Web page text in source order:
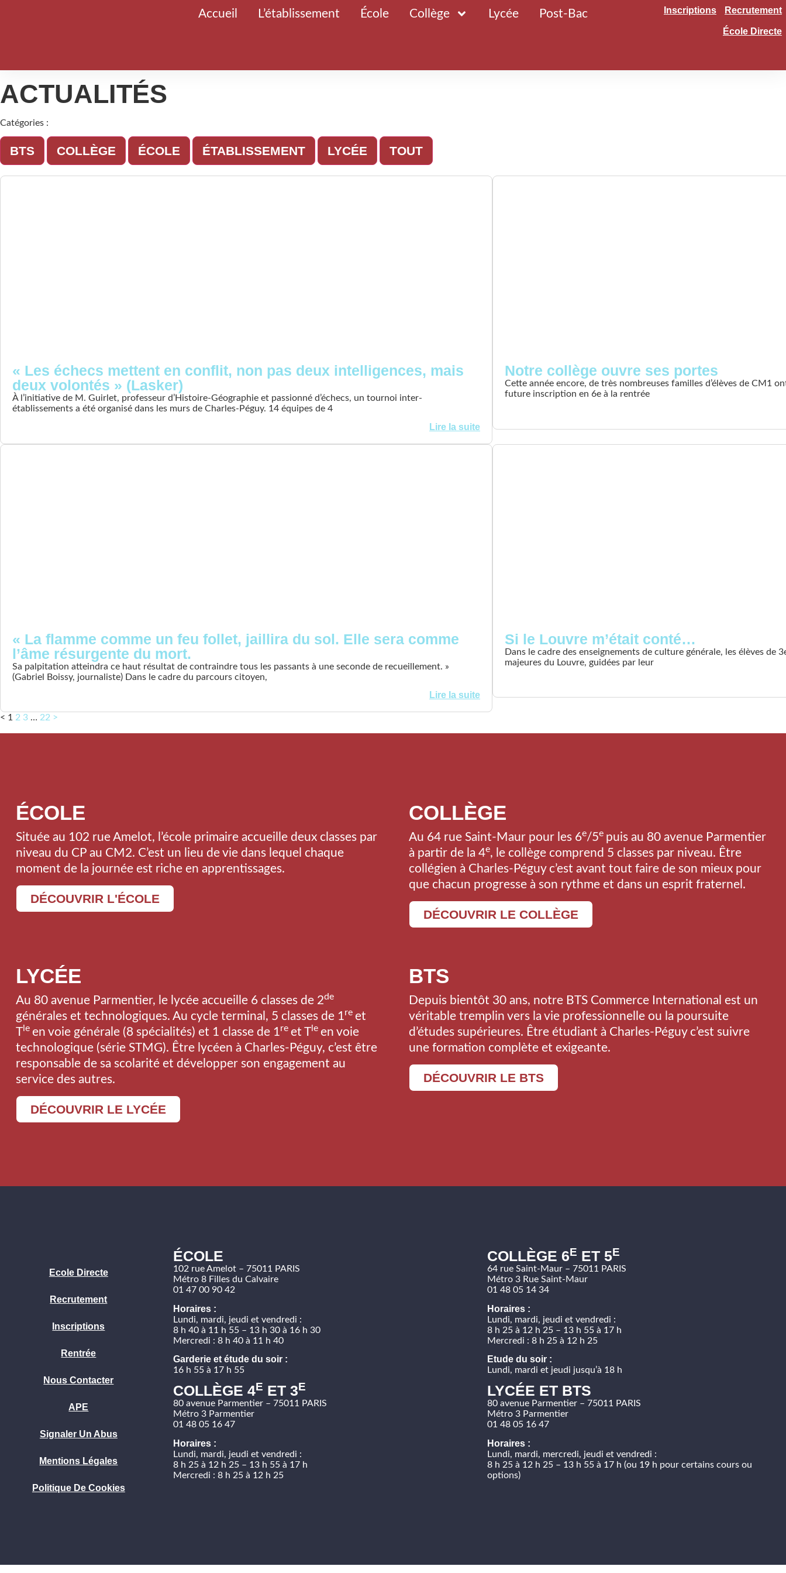
Accueil L’établissement École Collège Lycée Post-Bac Inscriptions Recrutement
École Directe
ACTUALITÉS
Catégories :
BTS COLLÈGE ÉCOLE ÉTABLISSEMENT LYCÉE TOUT
« Les échecs mettent en conflit, non pas deux intelligences, mais
deux volontés » (Lasker)
À l’initiative de M. Guirlet, professeur d’Histoire-Géographie et passionné d’échecs, un tournoi inter-
établissements a été organisé dans les murs de Charles-Péguy. 14 équipes de 4
Lire la suite
Notre collège ouvre ses portes
Cette année encore, de très nombreuses familles d’élèves de CM1
future inscription en 6e à la rentrée
« La flamme comme un feu follet, jaillira du sol. Elle sera comme
l’âme résurgente du mort.
Sa palpitation atteindra ce haut résultat de contraindre tous les passants à une seconde de recueillement. »
(Gabriel Boissy, journaliste) Dans le cadre du parcours citoyen,
Lire la suite
Si le Louvre m’était conté…
Dans le cadre des enseignements de culture générale, les élèves
majeures du Louvre, guidées par leur
< 1 2 3 … 22 >
ÉCOLE
Située au 102 rue Amelot, l’école primaire accueille deux classes par
niveau du CP au CM2. C’est un lieu de vie dans lequel chaque
moment de la journée est riche en apprentissages.
DÉCOUVRIR L'ÉCOLE
COLLÈGE
Au 64 rue Saint-Maur pour les 6e/5e puis au 80 avenue Parmentier
à partir de la 4e, le collège comprend 5 classes par niveau. Être
collégien à Charles-Péguy c’est avant tout faire de son mieux pour
que chacun progresse à son rythme et dans un esprit fraternel.
DÉCOUVRIR LE COLLÈGE
LYCÉE
Au 80 avenue Parmentier, le lycée accueille 6 classes de 2de
générales et technologiques. Au cycle terminal, 5 classes de 1re et
Tle en voie générale (8 spécialités) et 1 classe de 1re et Tle en voie
technologique (série STMG). Être lycéen à Charles-Péguy, c’est être
responsable de sa scolarité et développer son engagement au
service des autres.
DÉCOUVRIR LE LYCÉE
BTS
Depuis bientôt 30 ans, notre BTS Commerce International est un
véritable tremplin vers la vie professionnelle ou la poursuite
d’études supérieures. Être étudiant à Charles-Péguy c’est suivre
une formation complète et exigeante.
DÉCOUVRIR LE BTS
Ecole Directe
Recrutement
Inscriptions
Rentrée
Nous Contacter
APE
Signaler Un Abus
Mentions Légales
Politique De Cookies
ÉCOLE
102 rue Amelot – 75011 PARIS
Métro 8 Filles du Calvaire
01 47 00 90 42
Horaires :
Lundi, mardi, jeudi et vendredi :
8 h 40 à 11 h 55 – 13 h 30 à 16 h 30
Mercredi : 8 h 40 à 11 h 40
Garderie et étude du soir :
16 h 55 à 17 h 55
COLLÈGE 4E ET 3E
80 avenue Parmentier – 75011 PARIS
Métro 3 Parmentier
01 48 05 16 47
Horaires :
Lundi, mardi, jeudi et vendredi :
8 h 25 à 12 h 25 – 13 h 55 à 17 h
Mercredi : 8 h 25 à 12 h 25
COLLÈGE 6E ET 5E
64 rue Saint-Maur – 75011 PARIS
Métro 3 Rue Saint-Maur
01 48 05 14 34
Horaires :
Lundi, mardi, jeudi et vendredi :
8 h 25 à 12 h 25 – 13 h 55 à 17 h
Mercredi : 8 h 25 à 12 h 25
Etude du soir :
Lundi, mardi et jeudi jusqu’à 18 h
LYCÉE ET BTS
80 avenue Parmentier – 75011 PARIS
Métro 3 Parmentier
01 48 05 16 47
Horaires :
Lundi, mardi, mercredi, jeudi et vendredi :
8 h 25 à 12 h 25 – 13 h 55 à 17 h (ou 19 h pour certains cours ou
options)